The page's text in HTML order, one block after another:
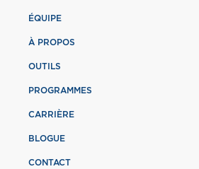
ÉQUIPE
À PROPOS
OUTILS
PROGRAMMES
CARRIÈRE
BLOGUE
CONTACT